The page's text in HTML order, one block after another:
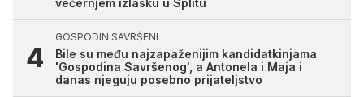
GOSPODIN SAVRŠENI
Bile su među najzapaženijim kandidatkinjama
'Gospodina Savršenog', a Antonela i Maja i
danas njeguju posebno prijateljstvo